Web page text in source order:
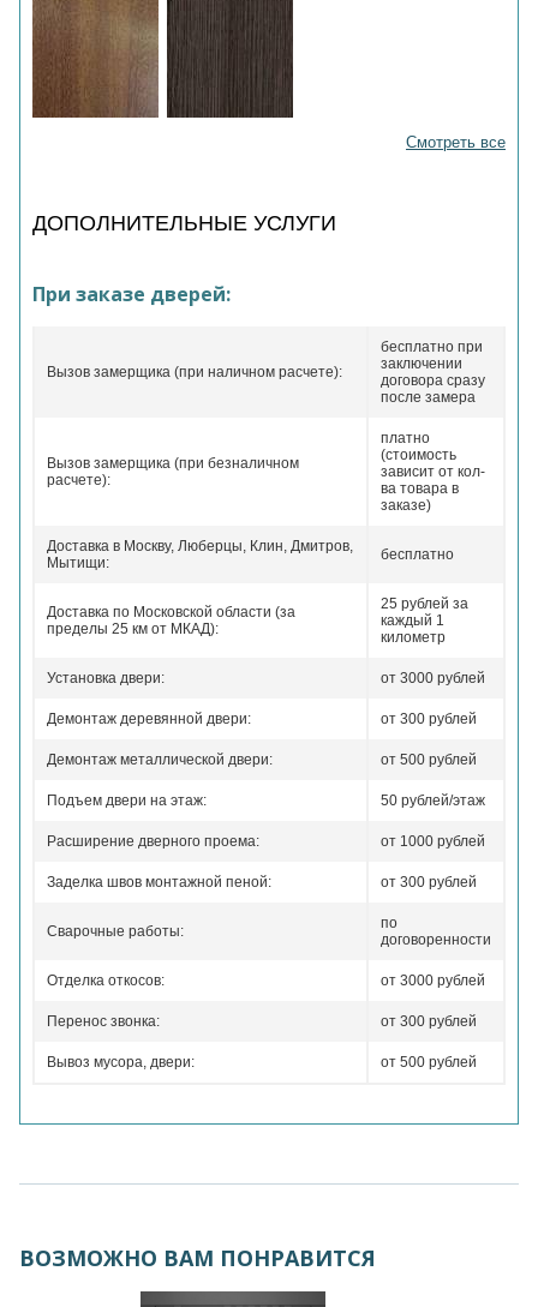
Смотреть все
ДОПОЛНИТЕЛЬНЫЕ УСЛУГИ
При заказе дверей:
Вызов замерщика (при наличном расчете):
бесплатно при
заключении
договора сразу
после замера
Вызов замерщика (при безналичном
расчете):
платно
(стоимость
зависит от кол-
ва товара в
заказе)
Доставка в Москву, Люберцы, Клин, Дмитров,
Мытищи:
бесплатно
Доставка по Московской области (за
пределы 25 км от МКАД):
25 рублей за
каждый 1
километр
Установка двери: от 3000 рублей
Демонтаж деревянной двери: от 300 рублей
Демонтаж металлической двери: от 500 рублей
Подъем двери на этаж: 50 рублей/этаж
Расширение дверного проема: от 1000 рублей
Заделка швов монтажной пеной: от 300 рублей
Сварочные работы:
по
договоренности
Отделка откосов: от 3000 рублей
Перенос звонка: от 300 рублей
Вывоз мусора, двери: от 500 рублей
ВОЗМОЖНО ВАМ ПОНРАВИТСЯ